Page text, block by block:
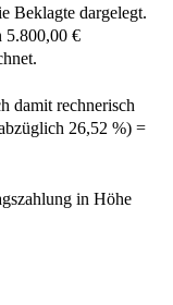
Beklagte dargelegt.
5.800,00 €
damit rechnerisch
26,52 %) =
in Höhe